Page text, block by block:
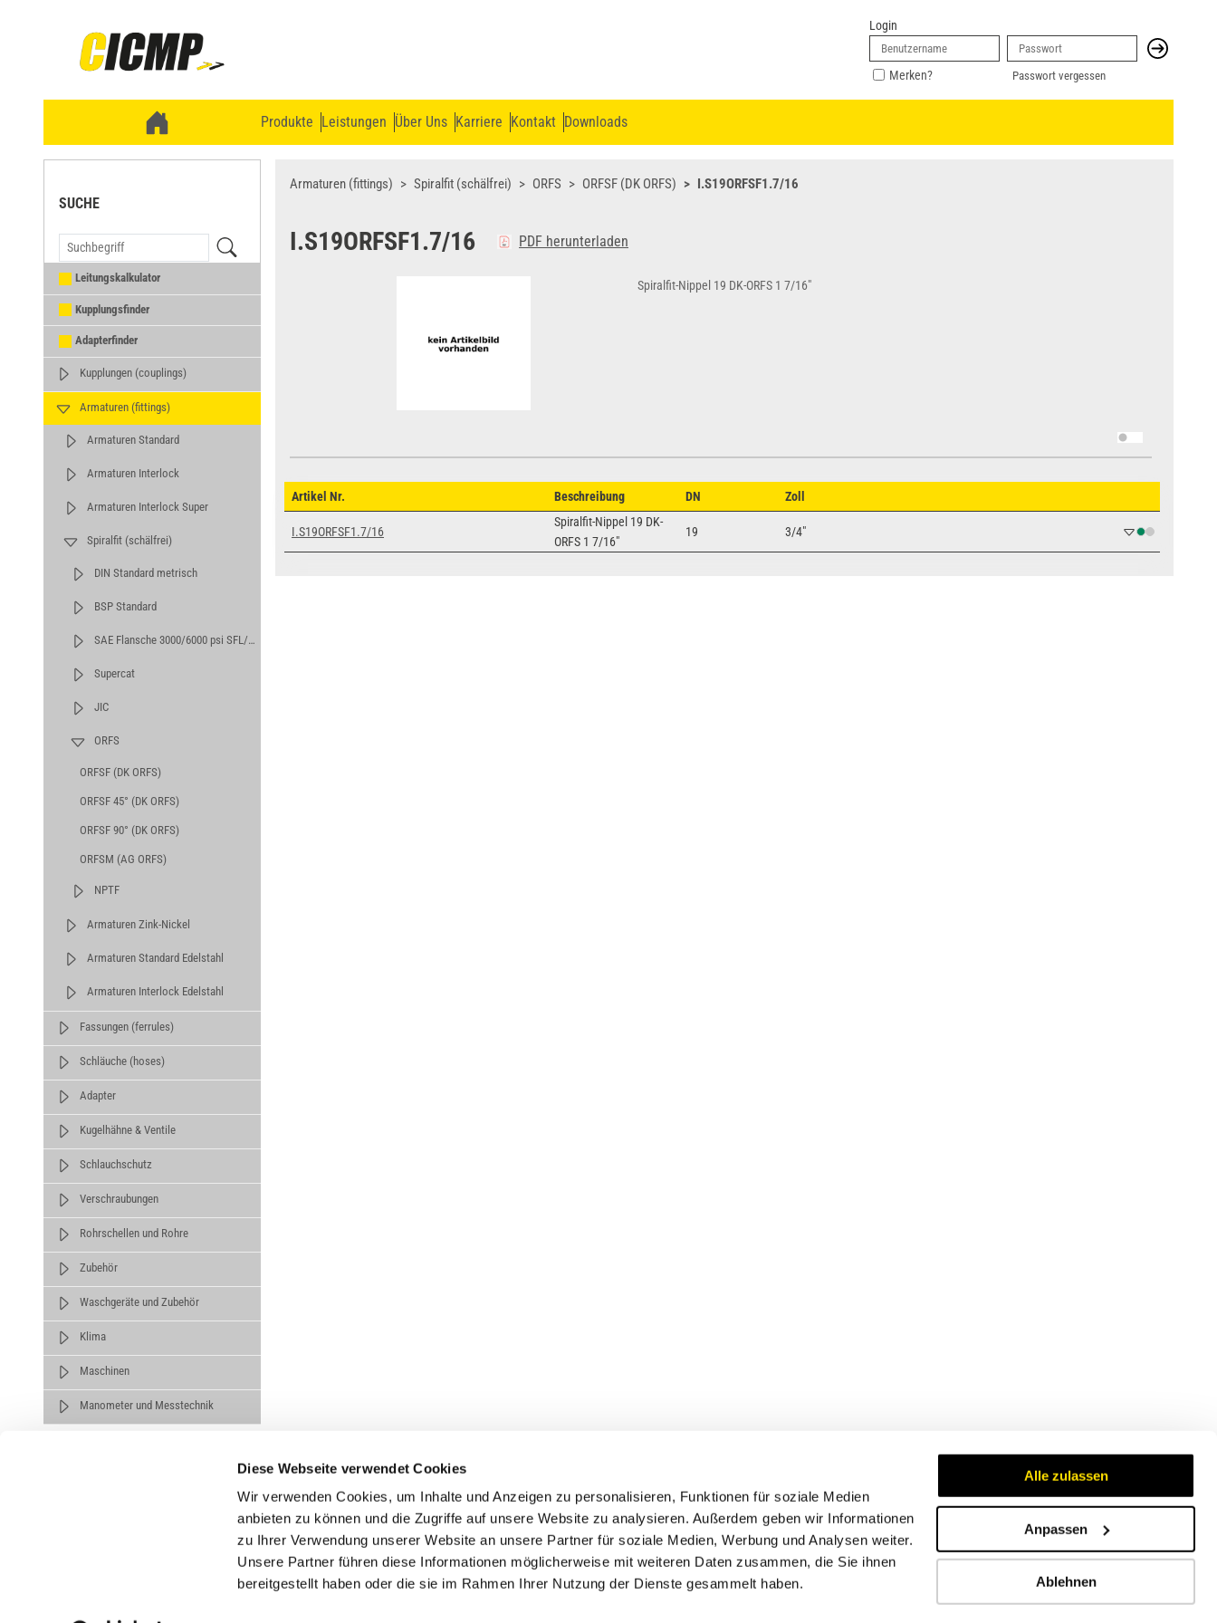
Diese Webseite verwendet Cookies
Wir verwenden Cookies, um Inhalte und Anzeigen zu personalisieren, Funktionen für soziale Medien
anbieten zu können und die Zugriffe auf unsere Website zu analysieren. Außerdem geben wir Informationen
zu Ihrer Verwendung unserer Website an unsere Partner für soziale Medien, Werbung und Analysen weiter.
Unsere Partner führen diese Informationen möglicherweise mit weiteren Daten zusammen, die Sie ihnen
bereitgestellt haben oder die sie im Rahmen Ihrer Nutzung der Dienste gesammelt haben.
Alle zulassen
Anpassen
Ablehnen
Login
Merken? Passwort vergessen
Produkte Leistungen Über Uns Karriere Kontakt Downloads
SUCHE
Leitungskalkulator
Kupplungsfinder
Adapterfinder
Kupplungen (couplings)
Armaturen (fittings)
Armaturen Standard
Armaturen Interlock
Armaturen Interlock Super
Spiralfit (schälfrei)
DIN Standard metrisch
BSP Standard
SAE Flansche 3000/6000 psi SFL/SFS
Supercat
JIC
ORFS
ORFSF (DK ORFS)
ORFSF 45° (DK ORFS)
ORFSF 90° (DK ORFS)
ORFSM (AG ORFS)
NPTF
Armaturen Zink-Nickel
Armaturen Standard Edelstahl
Armaturen Interlock Edelstahl
Fassungen (ferrules)
Schläuche (hoses)
Adapter
Kugelhähne & Ventile
Schlauchschutz
Verschraubungen
Rohrschellen und Rohre
Zubehör
Waschgeräte und Zubehör
Klima
Maschinen
Manometer und Messtechnik
Armaturen (fittings) Spiralfit (schälfrei) ORFS ORFSF (DK ORFS) I.S19ORFSF1.7/16
I.S19ORFSF1.7/16 PDF herunterladen
Spiralfit-Nippel 19 DK-ORFS 1 7/16"
Artikel Nr. Beschreibung DN Zoll
I.S19ORFSF1.7/16
Spiralfit-Nippel 19 DK-
ORFS 1 7/16"
19 3/4"
Unternehmen
Über uns
Service
Downloads
Kontakt
Tel.: (+43) 07221 63430
Zertifikate